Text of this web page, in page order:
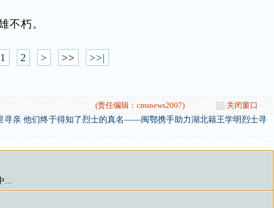
朽。
1 2 > >> >>|
(责任编辑：cmsnews2007)
关闭窗口
寻亲 他们终于得知了烈士的真名——闽鄂携手助力湖北籍王学明烈士寻
...